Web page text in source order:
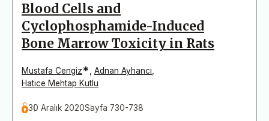
Blood Cells and
Cyclophosphamide-Induced
Bone Marrow Toxicity in Rats
Mustafa Cengiz* Adnan Ayhancı
Hatice Mehtap Kutlu
30 Aralık 2020Sayfa 730-738